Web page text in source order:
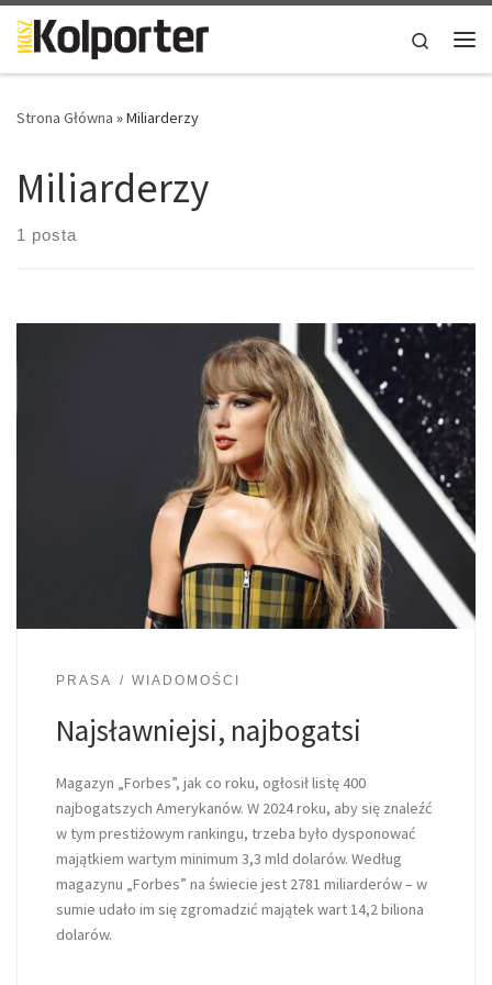
Skip to content
Search
Strona Główna »Miliarderzy
Miliarderzy
1 posta
PRASA WIADOMOŚCI
Najsławniejsi, najbogatsi
Magazyn „Forbes”, jak co roku, ogłosił listę 400
najbogatszych Amerykanów. W 2024 roku, aby się znaleźć
w tym prestiżowym rankingu, trzeba było dysponować
majątkiem wartym minimum 3,3 mld dolarów. Według
magazynu „Forbes” na świecie jest 2781 miliarderów – w
sumie udało im się zgromadzić majątek wart 14,2 biliona
dolarów.